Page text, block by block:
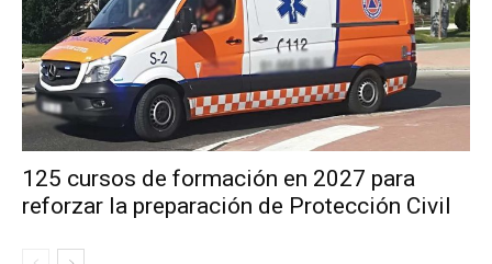
125 cursos de formación en 2027 para
reforzar la preparación de Protección Civil